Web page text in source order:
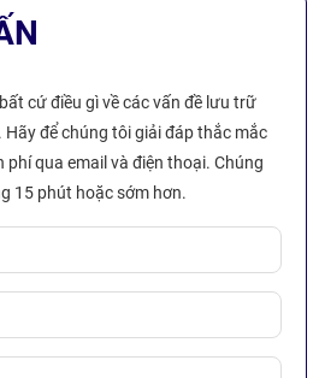
cứ điều gì về các vấn đề lưu trữ
để chúng tôi giải đáp thắc mắc
qua email và điện thoại. Chúng
15 phút hoặc sớm hơn.